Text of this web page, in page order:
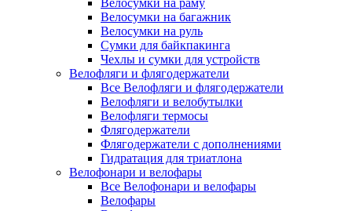
Велосумки на раму
Велосумки на багажник
Велосумки на руль
Сумки для байкпакинга
Чехлы и сумки для устройств
Велофляги и флягодержатели
Все Велофляги и флягодержатели
Велофляги и велобутылки
Велофляги термосы
Флягодержатели
Флягодержатели с дополнениями
Гидратация для триатлона
Велофонари и велофары
Все Велофонари и велофары
Велофары